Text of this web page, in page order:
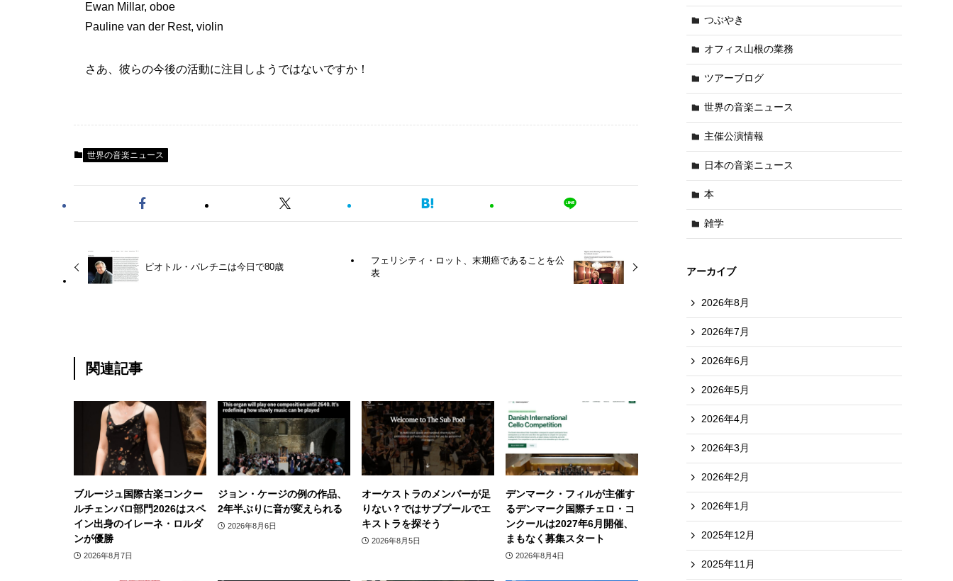
Ewan Millar, oboe
Pauline van der Rest, violin
さあ、彼らの今後の活動に注目しようではないですか！
世界の音楽ニュース
ピオトル・パレチニは今日で80歳
フェリシティ・ロット、末期癌であることを公
表
関連記事
ブルージュ国際古楽コンクー
ルチェンバロ部門2026はスペ
イン出身のイレーネ・ロルダ
ンが優勝
2026年8月7日
ジョン・ケージの例の作品、
2年半ぶりに音が変えられる
2026年8月6日
オーケストラのメンバーが足
りない？ではサブプールでエ
キストラを探そう
2026年8月5日
デンマーク・フィルが主催す
るデンマーク国際チェロ・コ
ンクールは2027年6月開催、
まもなく募集スタート
2026年8月4日
つぶやき
オフィス山根の業務
ツアーブログ
世界の音楽ニュース
主催公演情報
日本の音楽ニュース
本
雑学
アーカイブ
2026年8月
2026年7月
2026年6月
2026年5月
2026年4月
2026年3月
2026年2月
2026年1月
2025年12月
2025年11月